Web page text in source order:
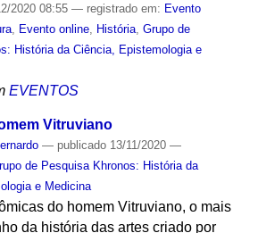
2020 08:55 — registrado em: Evento
, Evento online, História, Grupo de
História da Ciência, Epistemologia e
EVENTOS
Vitruviano
— publicado13/11/2020 —
de Pesquisa Khronos: História da
e Medicina
do homem Vitruviano, o mais
da história das artes criado por